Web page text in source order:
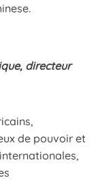
directeur
de pouvoir et